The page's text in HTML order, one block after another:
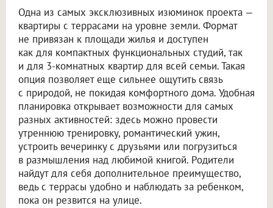
Одна из самых эксклюзивных изюминок проекта —
квартиры с террасами на уровне земли. Формат
не привязан к площади жилья и доступен
как для компактных функциональных студий, так
и для 3-комнатных квартир для всей семьи. Такая
опция позволяет еще сильнее ощутить связь
с природой, не покидая комфортного дома. Удобная
планировка открывает возможности для самых
разных активностей: здесь можно провести
утреннюю тренировку, романтический ужин,
устроить вечеринку с друзьями или погрузиться
в размышления над любимой книгой. Родители
найдут для себя дополнительное преимущество,
ведь с террасы удобно и наблюдать за ребенком,
пока он резвится на улице.